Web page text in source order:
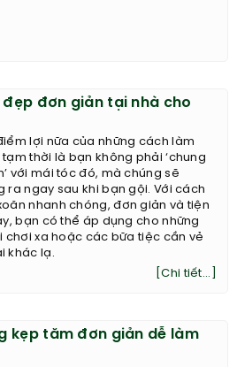
đơn giản tại nhà cho
lợi nữa của những cách làm
tạm thời là bạn không phải ‘chung
với mái tóc đó, mà chúng sẽ
ra ngay sau khi bạn gội. Với cách
nhanh chóng, đơn giản và tiện
bạn có thể áp dụng cho những
chơi xa hoặc các bữa tiệc cần vẻ
khác lạ.
[Chi tiết...]
kẹp tăm đơn giản dễ làm